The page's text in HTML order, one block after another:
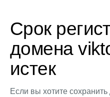
Срок
домена
истек
Если вы хотите